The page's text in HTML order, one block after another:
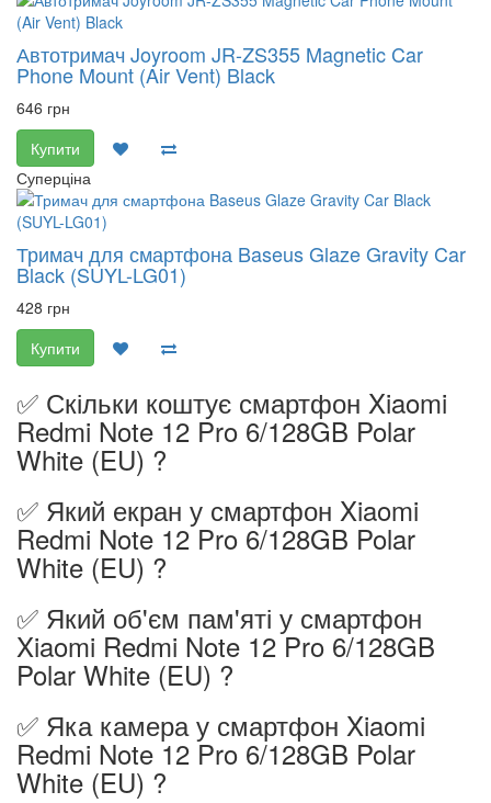
Автотримач Joyroom JR-ZS355 Magnetic Car
Phone Mount (Air Vent) Black
646 грн
Купити
Суперціна
Тримач для смартфона Baseus Glaze Gravity Car
Black (SUYL-LG01)
428 грн
Купити
✅ Скільки коштує смартфон Xiaomi
Redmi Note 12 Pro 6/128GB Polar
White (EU) ?
✅ Який екран у смартфон Xiaomi
Redmi Note 12 Pro 6/128GB Polar
White (EU) ?
✅ Який об'єм пам'яті у смартфон
Xiaomi Redmi Note 12 Pro 6/128GB
Polar White (EU) ?
✅ Яка камера у смартфон Xiaomi
Redmi Note 12 Pro 6/128GB Polar
White (EU) ?